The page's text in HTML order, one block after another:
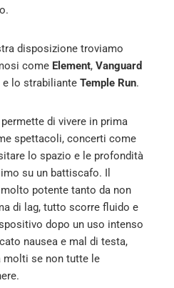
disposizione troviamo
come Element, Vanguard
e lo strabiliante Temple Run.
di vivere in prima
spettacoli, concerti come
lo spazio e le profondità
su un battiscafo. Il
potente tanto da non
di lag, tutto scorre fluido e
dopo un uso intenso
nausea e mal di testa,
molti se non tutte le